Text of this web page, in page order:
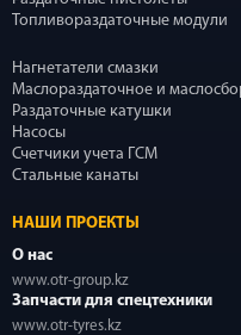
Топливораздаточные модули
Нагнетатели смазки
Маслораздаточное и
Раздаточные катушки
Насосы
Счетчики учета ГСМ
Стальные канаты
НАШИ ПРОЕКТЫ
О нас
www.otr-group.kz
Запчасти для спецтехники
www.otr-tyres.kz